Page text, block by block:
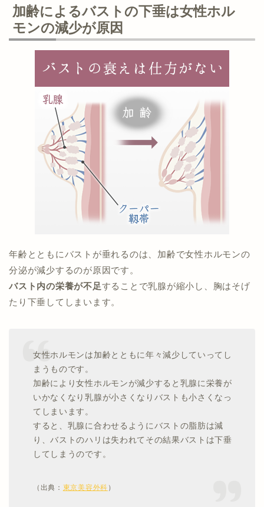
加齢によるバストの下垂は女性ホル
モンの減少が原因
年齢とともにバストが垂れるのは、加齢で女性ホルモンの
分泌が減少するのが原因です。
バスト内の栄養が不足することで乳腺が縮小し、胸はそげ
たり下垂してしまいます。
女性ホルモンは加齢とともに年々減少していってし
まうものです。
加齢により女性ホルモンが減少すると乳腺に栄養が
いかなくなり乳腺が小さくなりバストも小さくなっ
てしまいます。
すると、乳腺に合わせるようにバストの脂肪は減
り、バストのハリは失われてその結果バストは下垂
してしまうのです。
（出典： 東京美容外科 ）